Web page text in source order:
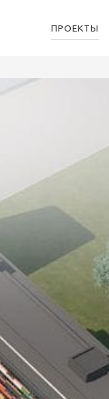
ПРОЕКТЫ